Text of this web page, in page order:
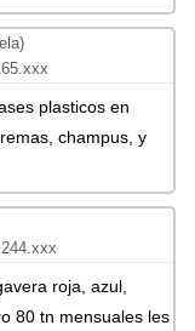
plasticos en
champus, y
roja, azul,
80 tn mensuales les